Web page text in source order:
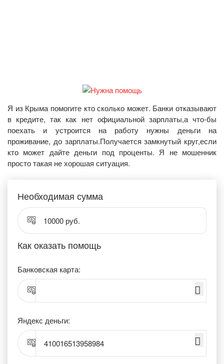
Я из Крыма помогите кто сколько может. Банки отказывают
в кредите, так как нет официальной зарплаты,а что-бы
поехать и устроится на работу нужны деньги на
проживание, до зарплаты.Получается замкнутый круг,если
кто может дайте деньги под проценты. Я не мошенник
просто такая не хорошая ситуация.
Необходимая сумма
10000 руб.
Как оказать помощь
Банковская карта:
Яндекс деньги:
410016513958984